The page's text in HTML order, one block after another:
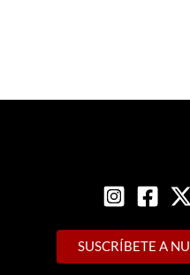
SUSCRÍBETE A